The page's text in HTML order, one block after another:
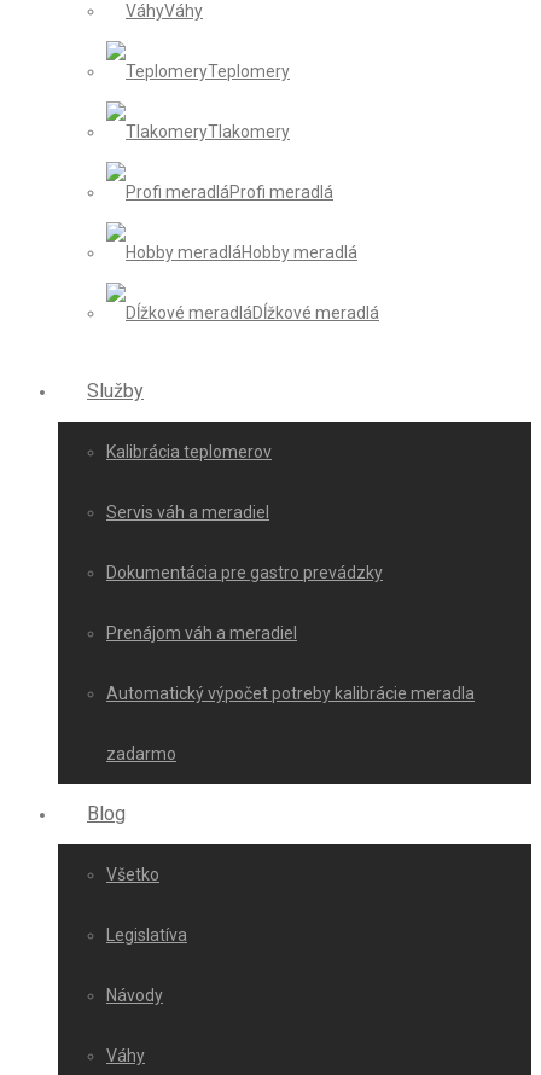
Váhy
Teplomery
Tlakomery
Profi meradlá
Hobby meradlá
Dĺžkové meradlá
Služby
Kalibrácia teplomerov
Servis váh a meradiel
Dokumentácia pre gastro prevádzky
Prenájom váh a meradiel
Automatický výpočet potreby kalibrácie meradla
zadarmo
Blog
Všetko
Legislatíva
Návody
Váhy